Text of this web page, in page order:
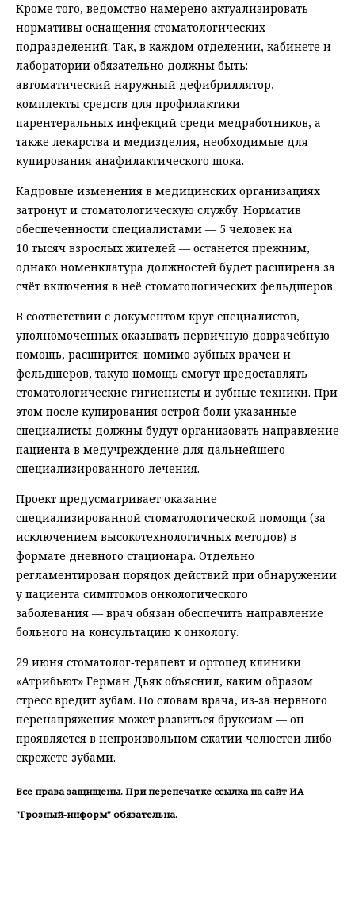
Кроме того, ведомство намерено актуализировать
нормативы оснащения стоматологических
подразделений. Так, в каждом отделении, кабинете и
лаборатории обязательно должны быть:
автоматический наружный дефибриллятор,
комплекты средств для профилактики
парентеральных инфекций среди медработников, а
также лекарства и медизделия, необходимые для
купирования анафилактического шока.
Кадровые изменения в медицинских организациях
затронут и стоматологическую службу. Норматив
обеспеченности специалистами — 5 человек на
10 тысяч взрослых жителей — останется прежним,
однако номенклатура должностей будет расширена за
счёт включения в неё стоматологических фельдшеров.
В соответствии с документом круг специалистов,
уполномоченных оказывать первичную доврачебную
помощь, расширится: помимо зубных врачей и
фельдшеров, такую помощь смогут предоставлять
стоматологические гигиенисты и зубные техники. При
этом после купирования острой боли указанные
специалисты должны будут организовать направление
пациента в медучреждение для дальнейшего
специализированного лечения.
Проект предусматривает оказание
специализированной стоматологической помощи (за
исключением высокотехнологичных методов) в
формате дневного стационара. Отдельно
регламентирован порядок действий при обнаружении
у пациента симптомов онкологического
заболевания — врач обязан обеспечить направление
больного на консультацию к онкологу.
29 июня стоматолог‑терапевт и ортопед клиники
«Атрибьют» Герман Дьяк объяснил, каким образом
стресс вредит зубам. По словам врача, из‑за нервного
перенапряжения может развиться бруксизм — он
проявляется в непроизвольном сжатии челюстей либо
скрежете зубами.
Все права защищены. При перепечатке ссылка на сайт ИА
"Грозный-информ" обязательна.